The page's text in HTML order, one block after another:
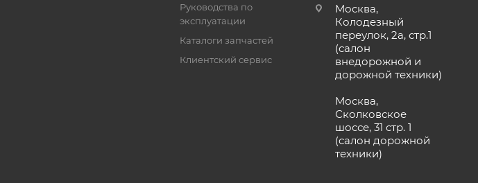
Руководства по
эксплуатации
Каталоги запчастей
Клиентский сервис
Москва,
Колодезный
переулок, 2а, стр.1
(салон
внедорожной и
дорожной техники)
Москва,
Сколковское
шоссе, 31 стр. 1
(салон дорожной
техники)